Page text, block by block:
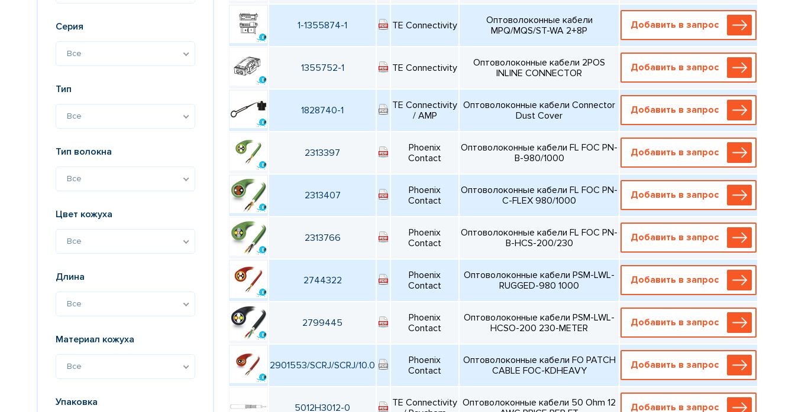
Серия
Все
Тип
Все
Тип волокна
Все
Цвет кожуха
Все
Длина
Все
Материал кожуха
Все
Упаковка
1-1355874-1 TE Connectivity
Оптоволоконные кабели
MPQ/MQS/ST-WA 2+8P
Добавить в запрос
1355752-1 TE Connectivity
Оптоволоконные кабели 2POS
INLINE CONNECTOR
Добавить в запрос
1828740-1
TE Connectivity
/ AMP
Оптоволоконные кабели Connector
Dust Cover
Добавить в запрос
2313397
Phoenix
Contact
Оптоволоконные кабели FL FOC PN-
B-980/1000
Добавить в запрос
2313407
Phoenix
Contact
Оптоволоконные кабели FL FOC PN-
C-FLEX 980/1000
Добавить в запрос
2313766
Phoenix
Contact
Оптоволоконные кабели FL FOC PN-
B-HCS-200/230
Добавить в запрос
2744322
Phoenix
Contact
Оптоволоконные кабели PSM-LWL-
RUGGED-980 1000
Добавить в запрос
2799445
Phoenix
Contact
Оптоволоконные кабели PSM-LWL-
HCSO-200 230-METER
Добавить в запрос
2901553/SCRJ/SCRJ/10.0
Phoenix
Contact
Оптоволоконные кабели FO PATCH
CABLE FOC-KDHEAVY
Добавить в запрос
5012H3012-0
TE Connectivity Оптоволоконные кабели 50 Ohm 12
Добавить в запрос